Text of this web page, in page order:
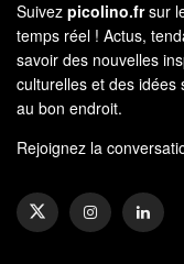
Suivez picolino.frsur
temps réel ! Actus,
savoir des nouvelles
culturelles et des
au bon endroit.
Rejoignez la